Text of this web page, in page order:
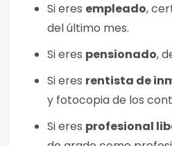
Si eres empleado,
del último mes.
Si eres pensionado,
Si eres rentista de
y fotocopia de los
Si eres profesional